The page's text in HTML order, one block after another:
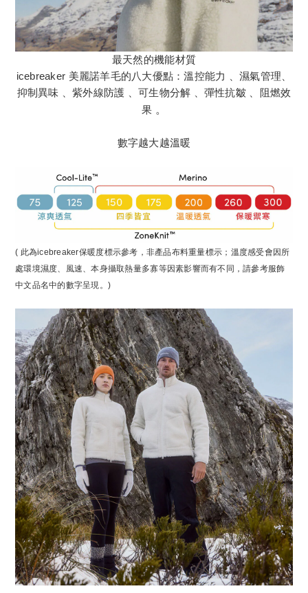
最天然的機能材質
icebreaker 美麗諾羊毛的八大優點：溫控能力 、濕氣管理、
抑制異味 、紫外線防護 、可生物分解 、彈性抗皺 、阻燃效
果 。
數字越大越溫暖
( 此為icebreaker保暖度標示參考，非產品布料重量標示；溫度感受會因所
處環境濕度、風速、本身攝取熱量多寡等因素影響而有不同，請參考服飾
中文品名中的數字呈現。)